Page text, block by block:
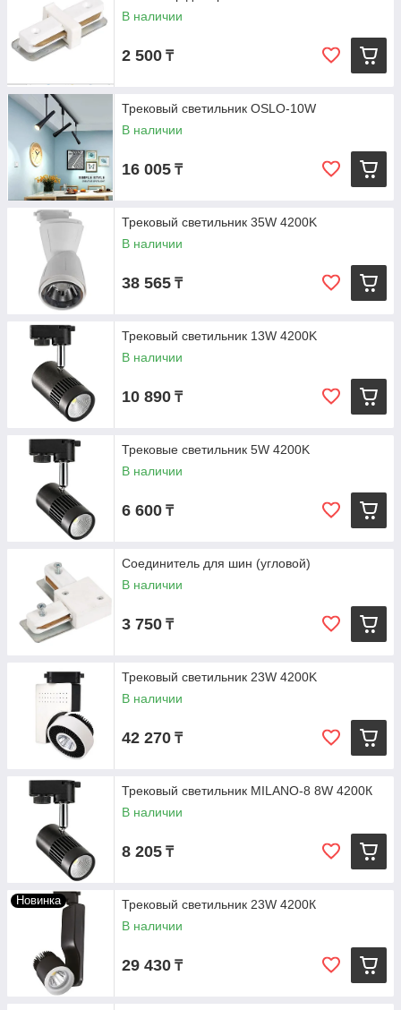
В наличии
2 500 ₸
Трековый светильник OSLO-10W
В наличии
16 005 ₸
Трековый светильник 35W 4200K
В наличии
38 565 ₸
Трековый светильник 13W 4200K
В наличии
10 890 ₸
Трековые светильник 5W 4200K
В наличии
6 600 ₸
Соединитель для шин (угловой)
В наличии
3 750 ₸
Трековый светильник 23W 4200K
В наличии
42 270 ₸
Трековый светильник MILANO-8 8W 4200К
В наличии
8 205 ₸
Новинка
Трековый светильник 23W 4200К
В наличии
29 430 ₸